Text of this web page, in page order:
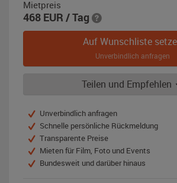
Mietpreis
468 EUR / Tag
Auf Wunschliste
Unverbindlich anfragen
Teilen und Empfehlen
Unverbindlich anfragen
Schnelle persönliche Rückmeldung
Transparente Preise
Mieten für Film, Foto und Events
Bundesweit und darüber hinaus